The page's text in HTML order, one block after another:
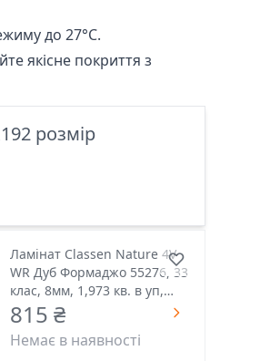
до 27°C.
якісне покриття з
розмір
Ламінат Classen Nature 4V
WR Дуб Формаджо 55276, 33
клас, 8мм, 1,973 кв. в уп,
1285x192 розмір
815 ₴
Немає в наявності